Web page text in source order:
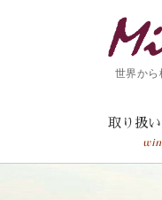
世界から
取り扱